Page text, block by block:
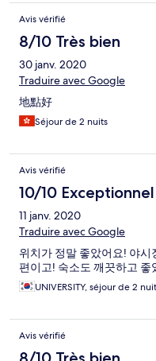
或者是紅糖薑飲，水果也
用水，還有每天不同的房務
有家人才會這麼擔心你渴或
在細微的地方檢查了一下，
威海當地是老飯店了，但實
面都維持得很好，還被升等
野都更加遼闊。衷心感謝所
水水流小了一點，入住的隔
理，雖然效果有限，但誠意
好烘好送到房間放好了，
再一次感受到了只有家裡面
就是基本配備。現煮的牛肉
餛飩湯，旁邊的小料加一加
上，想要改點鲅鱼水餃，可
下次有機會再入住，可以招
淨又海景遼闊的城市旅遊
把房客照顧得無微不至像家
經注定盈滿感動和深刻的回
Avis vérifié
8/10 Très bien
30 janv. 2020
Traduire avec Google
地點好
Séjour de 2 nuits
Avis vérifié
10/10 Exceptionnel
11 janv. 2020
Traduire avec Google
위치가 정말 좋았어요! 야
편이고! 숙소도 깨끗하고 좋
UNIVERSITY, séjour de 2
Avis vérifié